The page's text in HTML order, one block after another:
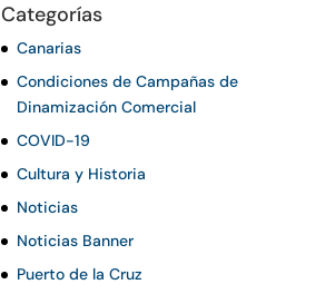
Categorías
Canarias
Condiciones de Campañas de
Dinamización Comercial
COVID-19
Cultura y Historia
Noticias
Noticias Banner
Puerto de la Cruz